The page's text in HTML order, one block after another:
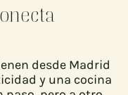
desde Madrid
y una cocina